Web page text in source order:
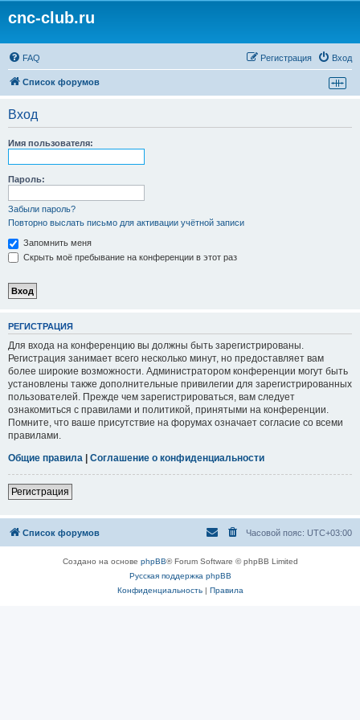
cnc-club.ru
FAQ Вход
Регистрация
Список форумов
Вход
Имя пользователя:
Пароль:
Забыли пароль?
Повторно выслать письмо для активации учётной записи
Запомнить меня
Скрыть моё пребывание на конференции в этот раз
РЕГИСТРАЦИЯ
Для входа на конференцию вы должны быть зарегистрированы.
Регистрация занимает всего несколько минут, но предоставляет вам
более широкие возможности. Администратором конференции могут быть
установлены также дополнительные привилегии для зарегистрированных
пользователей. Прежде чем зарегистрироваться, вам следует
ознакомиться с правилами и политикой, принятыми на конференции.
Помните, что ваше присутствие на форумах означает согласие со всеми
правилами.
Общие правила | Соглашение о конфиденциальности
Регистрация
Список форумов Часовой пояс: UTC+03:00
Создано на основе phpBB® Forum Software © phpBB Limited
Русская поддержка phpBB
Конфиденциальность| Правила